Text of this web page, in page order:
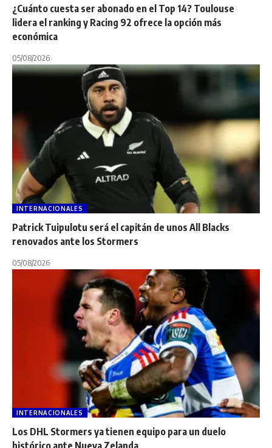
¿Cuánto cuesta ser abonado en el Top 14? Toulouse
lidera el ranking y Racing 92 ofrece la opción más
económica
05/08/2026
INTERNACIONALES
Patrick Tuipulotu será el capitán de unos All Blacks
renovados ante los Stormers
05/08/2026
INTERNACIONALES
Los DHL Stormers ya tienen equipo para un duelo